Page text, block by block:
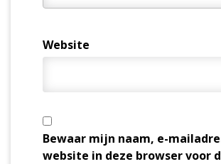
Website
Bewaar mijn naam, e-
website in deze browser voor